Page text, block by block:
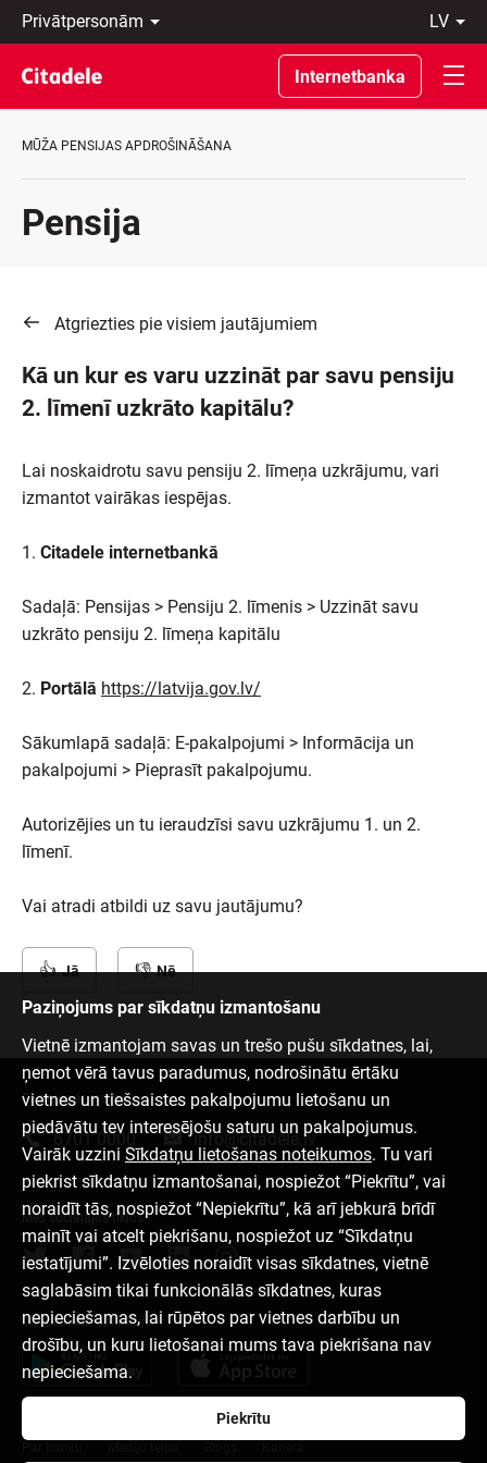
Privātpersonām
Uzņēmumiem
Private
Banking
Par
C
lv
Latviski
По-
русски
In
Internetbanka
MŪŽA PENSIJAS APDROŠINĀŠANA
Pensija
Atgriezties pie visiem jautājumiem
Kā un kur es varu uzzināt par savu pensiju
2. līmenī uzkrāto kapitālu?
Lai noskaidrotu savu pensiju 2. līmeņa uzkrājumu, vari
izmantot vairākas iespējas.
1. Citadele internetbankā
Sadaļā: Pensijas > Pensiju 2. līmenis > Uzzināt savu
uzkrāto pensiju 2. līmeņa kapitālu
2. Portālā https://latvija.gov.lv/
Sākumlapā sadaļā: E-pakalpojumi > Informācija un
pakalpojumi > Pieprasīt pakalpojumu.
Autorizējies un tu ieraudzīsi savu uzkrājumu 1. un 2.
līmenī.
Vai atradi atbildi uz savu jautājumu?
Jā Nē
Paziņojums par sīkdatņu izmantošanu
Vietnē izmantojam savas un trešo pušu sīkdatnes, lai,
ņemot vērā tavus paradumus, nodrošinātu ērtāku
vietnes un tiešsaistes pakalpojumu lietošanu un
piedāvātu tev interesējošu saturu un pakalpojumus.
Vairāk uzzini Sīkdatņu lietošanas noteikumos. Tu vari
piekrist sīkdatņu izmantošanai, nospiežot “Piekrītu”, vai
noraidīt tās, nospiežot “Nepiekrītu”, kā arī jebkurā brīdī
mainīt vai atcelt piekrišanu, nospiežot uz “Sīkdatņu
iestatījumi”. Izvēloties noraidīt visas sīkdatnes, vietnē
saglabāsim tikai funkcionālās sīkdatnes, kuras
nepieciešamas, lai rūpētos par vietnes darbību un
drošību, un kuru lietošanai mums tava piekrišana nav
nepieciešama.
Piekrītu
Sazinies ar mums
6701 0000 info@citadele.lv
Mēs sociālajos tīklos
Lejupielādēt aplikāciju